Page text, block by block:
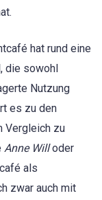
hat rund eine
die sowohl
Nutzung
es zu den
Vergleich zu
Anne Willoder
als
zwar auch mit